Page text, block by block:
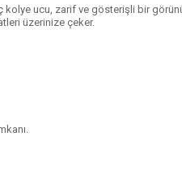
ucu, zarif ve gösterişli bir
üzerinize çeker.